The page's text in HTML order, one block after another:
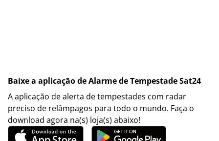
Baixe a aplicação de Alarme de Tempestade Sat24
A aplicação de alerta de tempestades com radar
preciso de relâmpagos para todo o mundo. Faça o
download agora na(s) loja(s) abaixo!